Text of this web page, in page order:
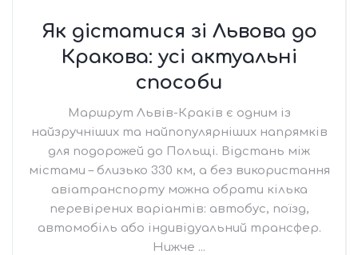
Як дістатися зі Львова до
Кракова: усі актуальні
способи
Маршрут Львів-Краків є одним із
найзручніших та найпопулярніших напрямків
для подорожей до Польщі. Відстань між
містами – близько 330 км, а без використання
авіатранспорту можна обрати кілька
перевірених варіантів: автобус, поїзд,
автомобіль або індивідуальний трансфер.
Нижче ...